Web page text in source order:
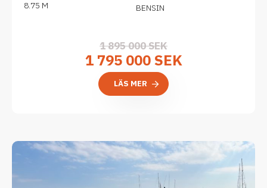
8.75 M
BENSIN
1 895 000 SEK
1 795 000 SEK
LÄS MER